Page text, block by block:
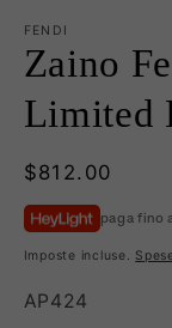
FENDI
Zaino
Limited
Prezzo
di
listino
$812.00
paga fino
Imposte incluse.
SKU:
AP424